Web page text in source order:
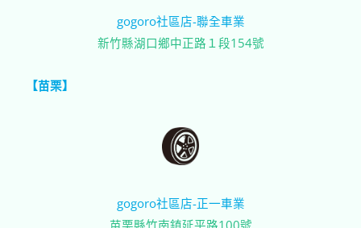
gogoro社區店-聯全車業
新竹縣湖口鄉中正路１段154號
【苗栗】
gogoro社區店-正一車業